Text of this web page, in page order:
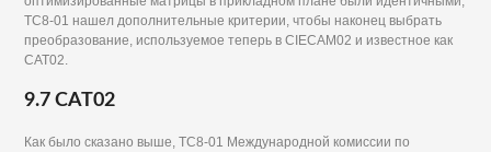
TC8-01 нашел дополнительные критерии, чтобы наконец выбрать
преобразование, используемое теперь в CIECAM02 и известное как
CAT02.
9.7 CAT02
Как было сказано выше, ТС8-01 Международной комиссии по